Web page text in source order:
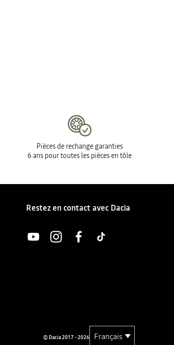
Pièces de rechange garanties
6 ans pour toutes les pièces en tôle
Restez en contact avec Dacia
© Dacia 2017 - 2026